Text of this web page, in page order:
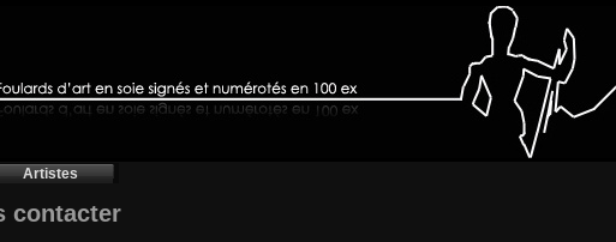
Artistes
contacter